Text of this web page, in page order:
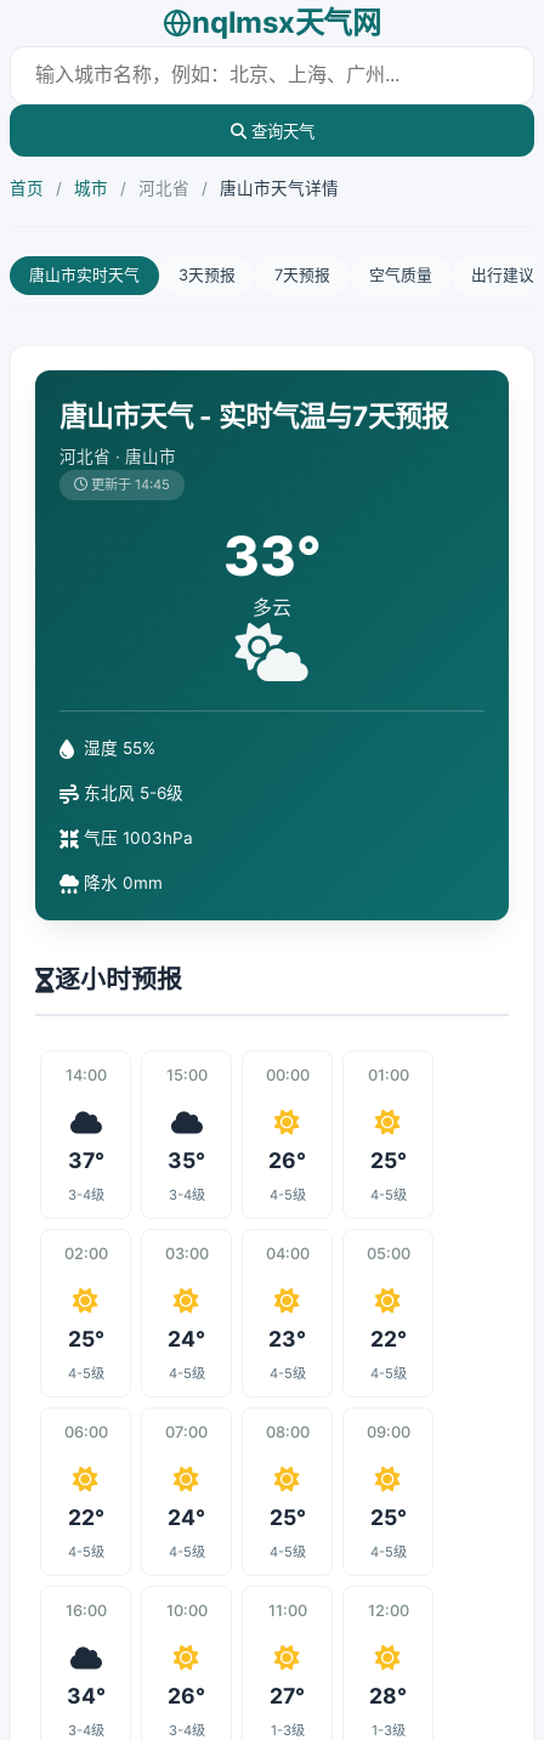
nqlmsx天气网
查询天气
首页 / 城市 / 河北省 / 唐山市天气详情
唐山市实时天气 3天预报 7天预报 空气质量 出行建议
唐山市天气 - 实时气温与7天预报
河北省 · 唐山市
更新于 14:45
33°
多云
湿度 55%
东北风 5-6级
气压 1003hPa
降水 0mm
逐小时预报
14:00
37°
3-4级
15:00
35°
3-4级
00:00
26°
4-5级
01:00
25°
4-5级
02:00
25°
4-5级
03:00
24°
4-5级
04:00
23°
4-5级
05:00
22°
4-5级
06:00
22°
4-5级
07:00
24°
4-5级
08:00
25°
4-5级
09:00
25°
4-5级
16:00
34°
3-4级
10:00
26°
3-4级
11:00
27°
1-3级
12:00
28°
1-3级